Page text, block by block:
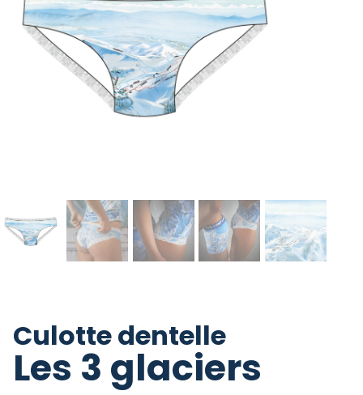
Culotte dentelle
Les 3 glaciers